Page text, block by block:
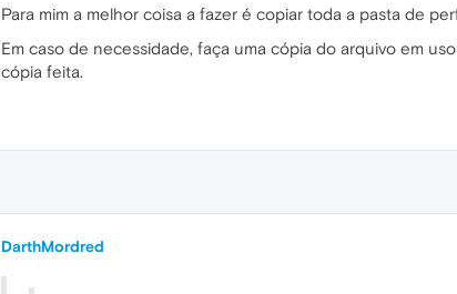
Para mim a melhor coisa a fazer é copiar toda a pasta de
Em caso de necessidade, faça uma cópia do arquivo em
cópia feita.
DarthMordred